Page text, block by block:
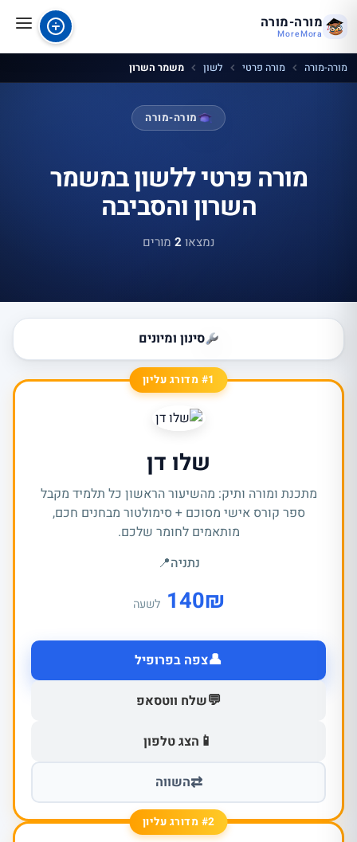
מורה-מורה
MoreMora
מורה-מורה מורה פרטי לשון משמר השרון
מורה-מורה
מורה פרטי ללשון במשמר
השרון והסביבה
נמצאו2 מורים
סינון ומיונים
#1 מדורג עליון
שלו דן
מתכנת ומורה ותיק: מהשיעור הראשון כל תלמיד מקבל
ספר קורס אישי מסוכם + סימולטור מבחנים חכם,
מותאמים לחומר שלכם.
נתניה📍
₪
140 לשעה
👤צפה בפרופיל
💬שלח ווטסאפ
📱 הצג טלפון
⇄השווה
#2 מדורג עליון